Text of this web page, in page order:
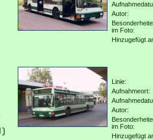
Autor:
im Foto:
Hinzugefügt
Linie:
Aufnahmeort:
Autor:
im Foto:
Hinzugefügt